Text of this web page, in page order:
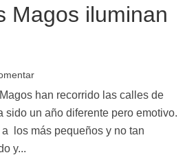
Magos iluminan
han recorrido las calles de
sido un año diferente pero emotivo.
los más pequeños y no tan
y...